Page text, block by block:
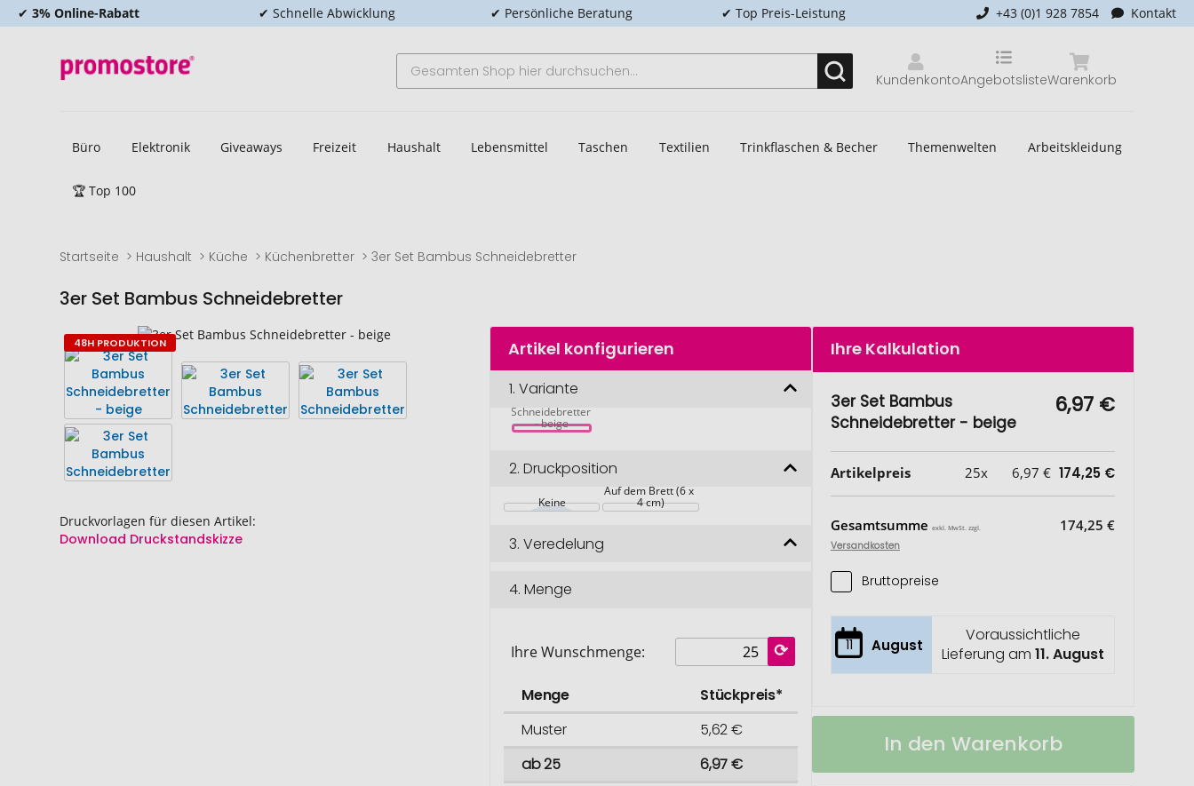
✔ 3% Online-Rabatt ✔ Schnelle Abwicklung ✔ Persönliche Beratung ✔ Top Preis-Leistung +43 (0)1 928 7854 Kontakt
Kundenkonto Warenkorb
Angebotsliste
Büro Elektronik Giveaways Freizeit Haushalt Lebensmittel Taschen Textilien Trinkflaschen & Becher Themenwelten Arbeitskleidung
🏆 Top 100
Startseite Haushalt Küche Küchenbretter 3er Set Bambus Schneidebretter
3er Set Bambus Schneidebretter
Zum
Ende
Bildgalerie
springen
Druckvorlagen für diesen Artikel:
Download Druckstandskizze
Zum
Anfang
Bildgalerie
springen
48H PRODUKTION Artikel konfigurieren
1.Variante
Schneidebretter
- beige
2.Druckposition
Keine
Auf dem Brett (6 x
4 cm)
3.Veredelung
4.Menge
Ihre Wunschmenge:
Menge
Stückpreis*
Muster
5,62 €
ab 25
6,97 €
Ihre Kalkulation
3er Set Bambus
Schneidebretter - beige
6,97 €
Artikelpreis 25x 6,97 € 174,25 €
Gesamtsumme exkl. MwSt. zzgl.
Versandkosten
174,25 €
Bruttopreise
11 August
Voraussichtliche
Lieferung am 11. August
3er
Schneidebretter
Auf
In den Warenkorb